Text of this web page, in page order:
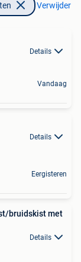
Verwijder
Details
Vandaag
Details
Eergisteren
bruidskist met
Details